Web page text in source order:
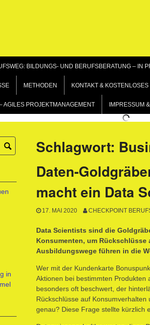
BILDUNGS- UND BERUFSBERATUNG – IN
METHODEN KONTAKT &
AGILES PROJEKTMANAGEMENT IMPRESSUM
Schlagwort:
Daten-
macht ein Data
17. MAI 2020 CHECKPOINT
Data Scientists sind die
Konsumenten, um Rückschlüsse
Ausbildungswege führen in die
Wer mit der Kundenkarte
Aktionen bei bestimmten Produkten
besonders oft beschwert, der
Rückschlüsse auf
genau? Diese Frage stellte kürzlich
in